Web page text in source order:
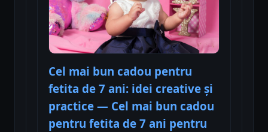
Cel mai bun cadou pentru
fetita de 7 ani: idei creative și
practice — Cel mai bun cadou
pentru fetita de 7 ani pentru